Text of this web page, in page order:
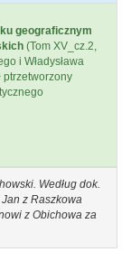
geograficznym
(Tom XV_cz.2,
i Władysława
ptrzetworzony
Według dok.
z Raszkowa
z Obichowa za